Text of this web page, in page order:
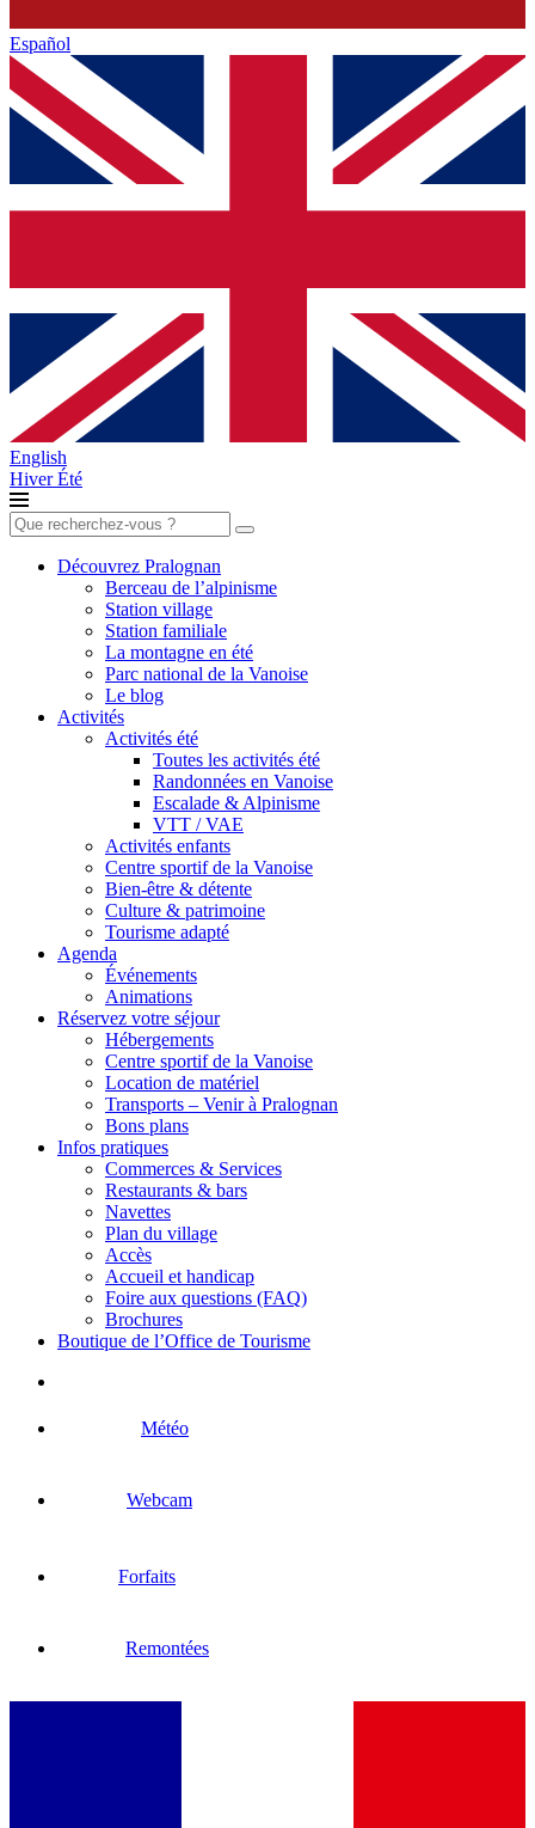
Español
English
HiverÉté
Rechercher :
Découvrez Pralognan
Berceau de l’alpinisme
Station village
Station familiale
La montagne en été
Parc national de la Vanoise
Le blog
Activités
Activités été
Toutes les activités été
Randonnées en Vanoise
Escalade & Alpinisme
VTT / VAE
Activités enfants
Centre sportif de la Vanoise
Bien-être & détente
Culture & patrimoine
Tourisme adapté
Agenda
Événements
Animations
Réservez votre séjour
Hébergements
Centre sportif de la Vanoise
Location de matériel
Transports – Venir à Pralognan
Bons plans
Infos pratiques
Commerces & Services
Restaurants & bars
Navettes
Plan du village
Accès
Accueil et handicap
Foire aux questions (FAQ)
Brochures
Boutique de l’Office de Tourisme
Météo
Webcam
Forfaits
Remontées